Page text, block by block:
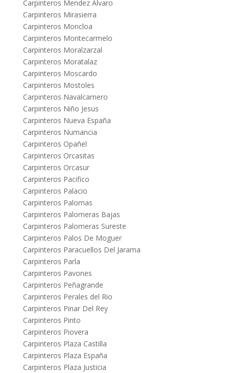
Carpinteros Mendez Alvaro
Carpinteros Mirasierra
Carpinteros Moncloa
Carpinteros Montecarmelo
Carpinteros Moralzarzal
Carpinteros Moratalaz
Carpinteros Moscardo
Carpinteros Mostoles
Carpinteros Navalcarnero
Carpinteros Niño Jesus
Carpinteros Nueva España
Carpinteros Numancia
Carpinteros Opañel
Carpinteros Orcasitas
Carpinteros Orcasur
Carpinteros Pacifico
Carpinteros Palacio
Carpinteros Palomas
Carpinteros Palomeras Bajas
Carpinteros Palomeras Sureste
Carpinteros Palos De Moguer
Carpinteros Paracuellos Del Jarama
Carpinteros Parla
Carpinteros Pavones
Carpinteros Peñagrande
Carpinteros Perales del Rio
Carpinteros Pinar Del Rey
Carpinteros Pinto
Carpinteros Piovera
Carpinteros Plaza Castilla
Carpinteros Plaza España
Carpinteros Plaza Justicia